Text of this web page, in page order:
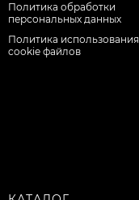
Политика обработки
персональных данных
Политика использования
cookie файлов